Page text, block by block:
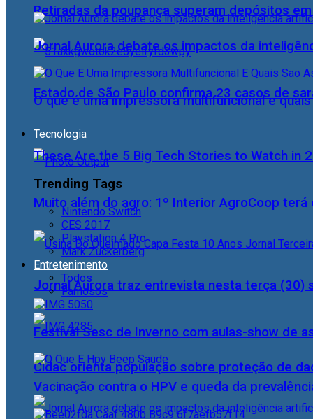
Retiradas da poupança superam depósitos
Estado de São Paulo confirma 23 casos de
Tecnologia
Muito além do agro: 1º Interior AgroCoop
Jornal Aurora traz entrevista nesta terça (30)
Cidac orienta população sobre proteção de
Jornal Aurora debate os impactos da
O que é uma impressora multifuncional e
These Are the 5 Big Tech Stories to Watch in
Trending Tags
Nintendo Switch
CES 2017
Playstation 4 Pro
Mark Zuckerberg
Entretenimento
Todos
Famosos
Festival Sesc de Inverno com aulas-show de
Vacinação contra o HPV e queda da